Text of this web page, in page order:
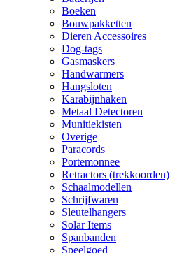
Boeken
Bouwpakketten
Dieren Accessoires
Dog-tags
Gasmaskers
Handwarmers
Hangsloten
Karabijnhaken
Metaal Detectoren
Munitiekisten
Overige
Paracords
Portemonnee
Retractors (trekkoorden)
Schaalmodellen
Schrijfwaren
Sleutelhangers
Solar Items
Spanbanden
Speelgoed